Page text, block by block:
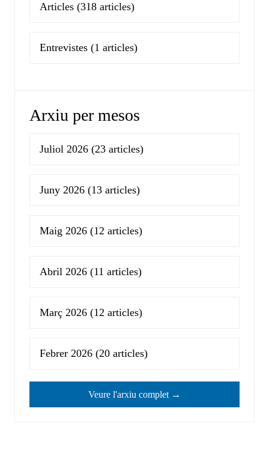
Articles (318 articles)
Entrevistes (1 articles)
Arxiu per mesos
Juliol 2026 (23 articles)
Juny 2026 (13 articles)
Maig 2026 (12 articles)
Abril 2026 (11 articles)
Març 2026 (12 articles)
Febrer 2026 (20 articles)
Veure l'arxiu complet →